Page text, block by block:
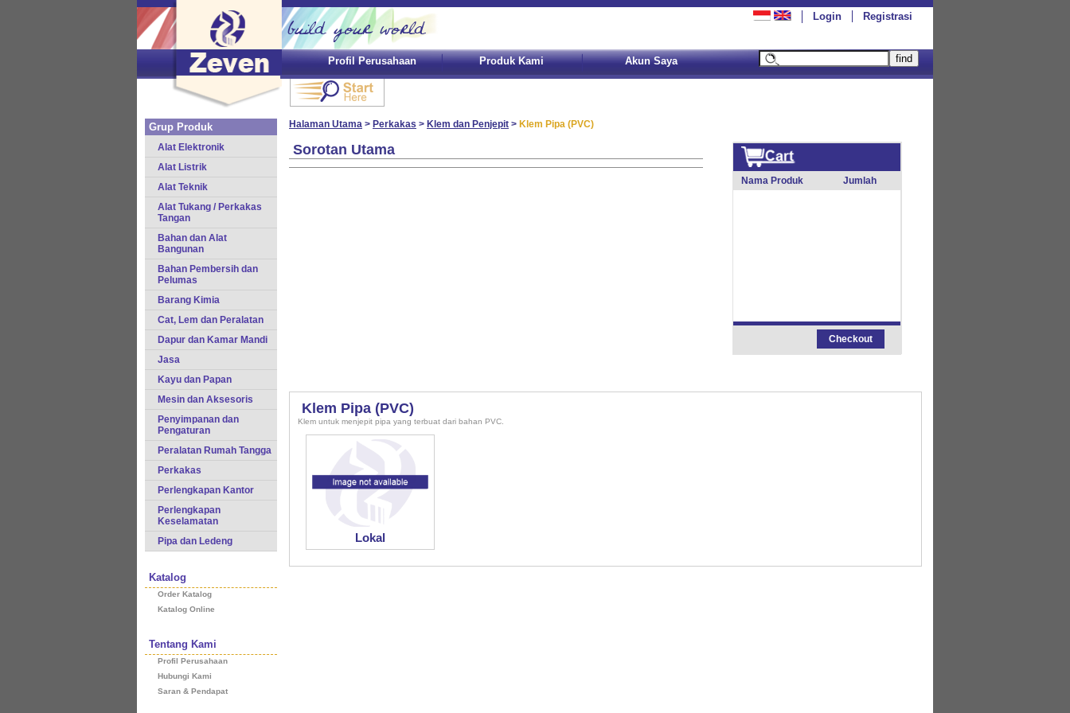
Login Registrasi
Profil Perusahaan Produk Kami Akun Saya
Grup Produk
Alat Elektronik
Alat Listrik
Alat Teknik
Alat Tukang / Perkakas
Tangan
Bahan dan Alat
Bangunan
Bahan Pembersih dan
Pelumas
Barang Kimia
Cat, Lem dan Peralatan
Dapur dan Kamar Mandi
Jasa
Kayu dan Papan
Mesin dan Aksesoris
Penyimpanan dan
Pengaturan
Peralatan Rumah Tangga
Perkakas
Perlengkapan Kantor
Perlengkapan
Keselamatan
Pipa dan Ledeng
Katalog
Order Katalog
Katalog Online
Tentang Kami
Profil Perusahaan
Hubungi Kami
Saran & Pendapat
Halaman Utama > Perkakas > Klem dan Penjepit > Klem Pipa (PVC)
Sorotan Utama
Nama Produk Jumlah
Checkout
Klem Pipa (PVC)
Klem untuk menjepit pipa yang terbuat dari bahan PVC.
Lokal